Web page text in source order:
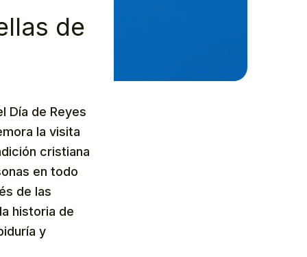
de
Día de Reyes
la visita
cristiana
en todo
de las
historia de
y